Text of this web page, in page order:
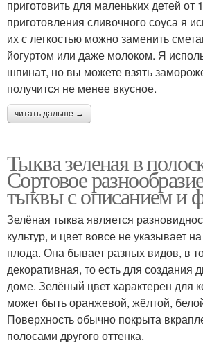
приготовить для маленьких детей от
приготовления сливочного соуса я
их с легкостью можно заменить
йогуртом или даже молоком. Я
шпинат, но вы можете взять
получится не менее вкусное.
читать дальше →
Тыква зеленая в
Сортовое
тыквы с описанием и
Зелёная тыква является
культур, и цвет вовсе не указывает
плода. Она бывает разных видов, в
декоративная, то есть для создания
доме. Зелёный цвет характерен для
может быть оранжевой, жёлтой,
Поверхность обычно покрыта
полосами другого оттенка.